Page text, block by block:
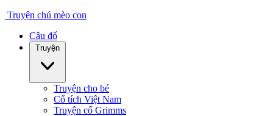
Truyện chú mèo con
Câu đố
Truyện
Truyện cho bé
Cổ tích Việt Nam
Truyện cổ Grimms